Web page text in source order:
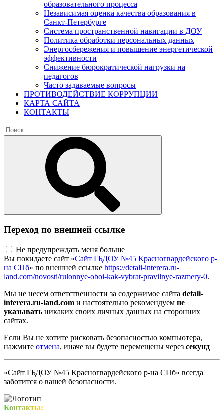
образовательного процесса
Независимая оценка качества образования в
Санкт-Петербурге
Система пространственной навигации в ДОУ
Политика обработки персональных данных
Энергосбережения и повышение энергетической
эффективности
Снижение бюрократической нагрузки на
педагогов
Часто задаваемые вопросы
ПРОТИВОДЕЙСТВИЕ КОРРУПЦИИ
КАРТА САЙТА
КОНТАКТЫ
Переход по внешней ссылке
Не предупреждать меня больше
Вы покидаете сайт «Сайт ГБДОУ №45 Красногвардейского р-
на СПб» по внешней ссылке https://detali-interera.ru-
land.com/novosti/rulonnye-oboi-kak-vybrat-pravilnye-razmery-0.
Мы не несем ответственности за содержимое сайта detali-
interera.ru-land.com и настоятельно рекомендуем не
указывать никаких своих личных данных на сторонних
сайтах.
Если Вы не хотите рисковать безопасностью компьютера,
нажмите отмена, иначе вы будете перемещены через секунд
«Сайт ГБДОУ №45 Красногвардейского р-на СПб» всегда
заботится о вашей безопасности.
Контакты: